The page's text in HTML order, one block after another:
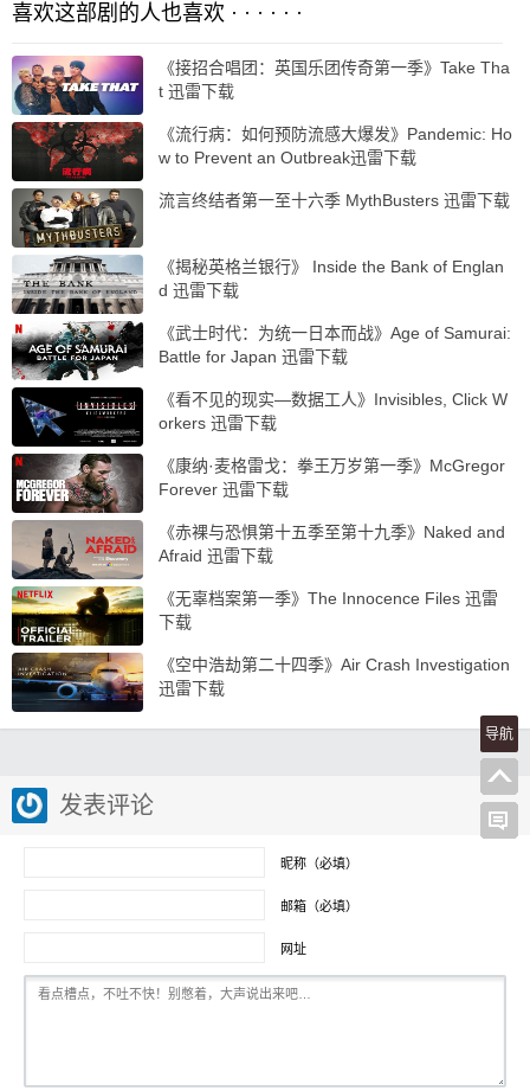
喜欢这部剧的人也喜欢 · · · · · ·
《接招合唱团：英国乐团传奇第一季》Take Tha
t 迅雷下载
《流行病：如何预防流感大爆发》Pandemic: Ho
w to Prevent an Outbreak迅雷下载
流言终结者第一至十六季 MythBusters 迅雷下载
《揭秘英格兰银行》 Inside the Bank of Englan
d 迅雷下载
《武士时代：为统一日本而战》Age of Samurai:
Battle for Japan 迅雷下载
《看不见的现实—数据工人》Invisibles, Click W
orkers 迅雷下载
《康纳·麦格雷戈：拳王万岁第一季》McGregor
Forever 迅雷下载
《赤裸与恐惧第十五季至第十九季》Naked and
Afraid 迅雷下载
《无辜档案第一季》The Innocence Files 迅雷
下载
《空中浩劫第二十四季》Air Crash Investigation
迅雷下载
发表评论
昵称（必填）
邮箱（必填）
网址
导航